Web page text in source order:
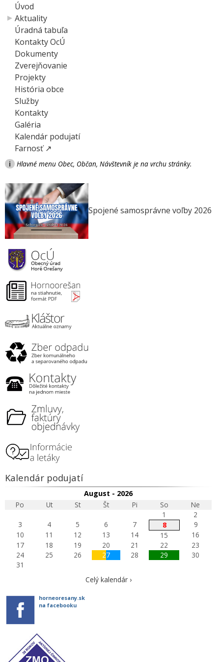
Úvod
Aktuality
Úradná tabuľa
Kontakty OcÚ
Dokumenty
Zverejňovanie
Projekty
História obce
Služby
Kontakty
Galéria
Kalendár podujatí
Farnosť ↗
i Hlavné menu Obec, Občan, Návštevník je na vrchu stránky.
Spojené samosprávne voľby 2026
Kalendár podujatí
August - 2026
Po
Ut St Št Pi So
Ne
1
2
3
4 5 6 7 8
9
10
11 12 13 14 15
16
17
18 19 20 21 22
23
24
25 26 27 28 29
30
31
Celý kalendár ›
horneoresany.sk
na facebooku